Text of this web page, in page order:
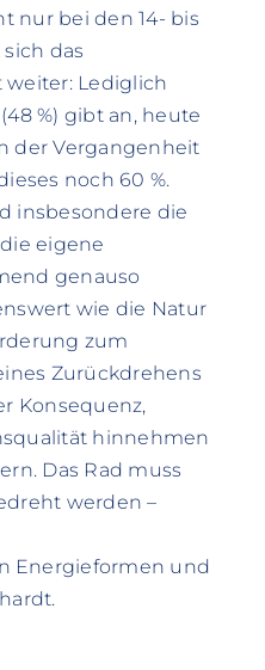
nur bei den 14- bis
das
Lediglich
%) gibt an, heute
der Vergangenheit
noch 60 %.
insbesondere die
eigene
genauso
wie die Natur
zum
Zurückdrehens
Konsequenz,
hinnehmen
Das Rad muss
werden –
Energieformen und